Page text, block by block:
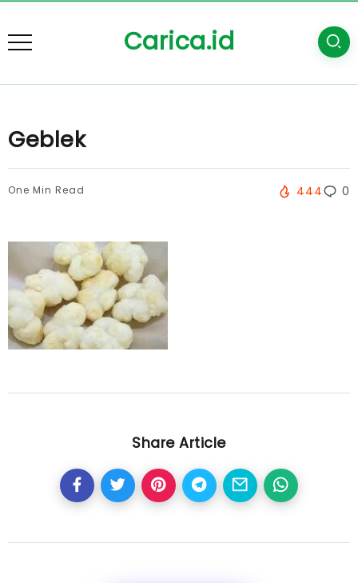
Carica.id
Geblek
One Min Read 444 0
Share Article